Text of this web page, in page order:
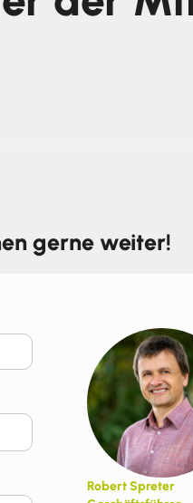
gerne weiter!
Robert Spreter